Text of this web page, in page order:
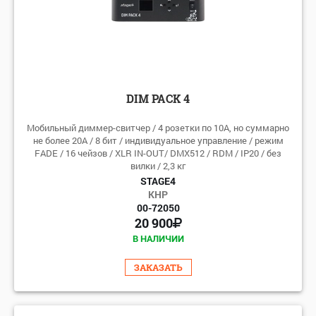
DIM PACK 4
Мобильный диммер-свитчер / 4 розетки по 10А, но суммарно
не более 20А / 8 бит / индивидуальное управление / режим
FADE / 16 чейзов / XLR IN-OUT/ DMX512 / RDM / IP20 / без
вилки / 2,3 кг
STAGE4
КНР
00-72050
20 900
В НАЛИЧИИ
ЗАКАЗАТЬ